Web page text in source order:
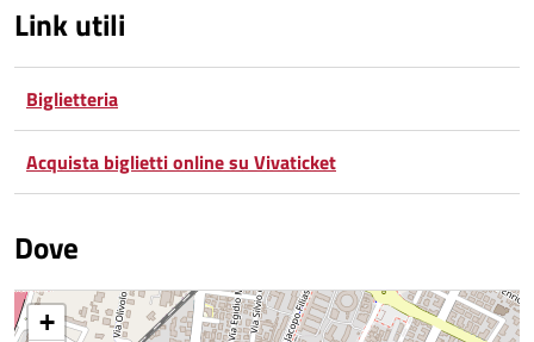
Link utili
Biglietteria
Acquista biglietti online su Vivaticket
Dove
+